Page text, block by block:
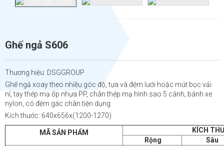
Ghế ngả S606
Thương hiệu: DSGGROUP
Ghế ngả xoay theo nhiều góc độ, tựa và đệm lưới hoặc mút bọc vải
nỉ, tay thép mạ ốp nhựa PP, chân thép mạ hình sao 5 cánh, bánh xe
nylon, có đệm gác chân tiện dụng
Kích thước: 640x656x(1200-1270)
MÃ SẢN PHẨM
KÍCH
Rộng
Sâu